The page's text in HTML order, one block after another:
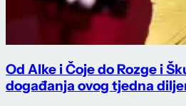
Od Alke i Čoje do Rozge i
događanja ovog tjedna